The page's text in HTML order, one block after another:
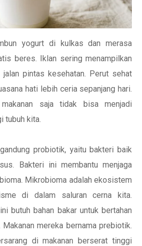
yogurt di kulkas dan merasa
beres. Iklan sering menampilkan
jalan pintas kesehatan. Perut sehat
hati lebih ceria sepanjang hari.
saja tidak bisa menjadi
tubuh kita.
probiotik, yaitu bakteri baik
Bakteri ini membantu menjaga
Mikrobioma adalah ekosistem
di dalam saluran cerna kita.
butuh bahan bakar untuk bertahan
mereka bernama prebiotik.
di makanan berserat tinggi